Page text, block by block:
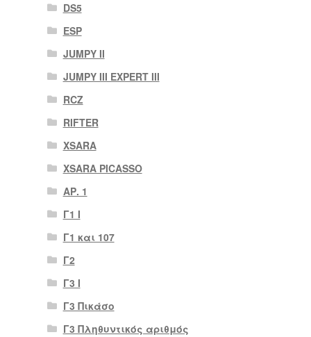
DS5
ESP
JUMPY II
JUMPY III EXPERT III
RCZ
RIFTER
XSARA
XSARA PICASSO
ΑΡ. 1
Γ1 Ι
Γ1 και 107
Γ2
Γ3 Ι
Γ3 Πικάσο
Γ3 Πληθυντικός αριθμός